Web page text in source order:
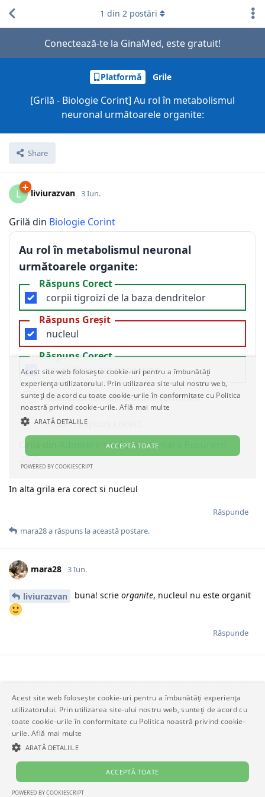
Conectează-te la GinaMed, este gratuit!
Platformă Grile
[Grilă - Biologie Corint] Au rol în metabolismul
neuronal următoarele organite:
Share
1 din 2 postări
L liviurazvan 3 Iun.
In alta grila era corect si nucleul
Răspunde
mara28a răspuns la această postare.
mara28 3 Iun.
liviurazvan buna! scrie organite, nucleul nu este organit
Răspunde
Scrieți un răspuns…
Acest site web folosește cookie-uri pentru a îmbunătăți experiența
utilizatorului. Prin utilizarea site-ului nostru web, sunteți de acord cu
toate cookie-urile în conformitate cu Politica noastră privind cookie-
urile.Află mai multe
ARATĂ DETALIILE
ACCEPTĂ TOATE
POWERED BY COOKIESCRIPT